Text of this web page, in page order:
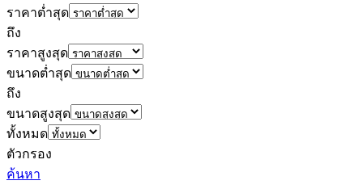
ราคาต่ำสุด
ถึง
ราคาสูงสุด
ขนาดต่ำสุด
ถึง
ขนาดสูงสุด
ทั้งหมด
ตัวกรอง
ค้นหา